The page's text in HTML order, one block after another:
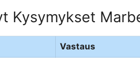
Kysymykset
Vastaus